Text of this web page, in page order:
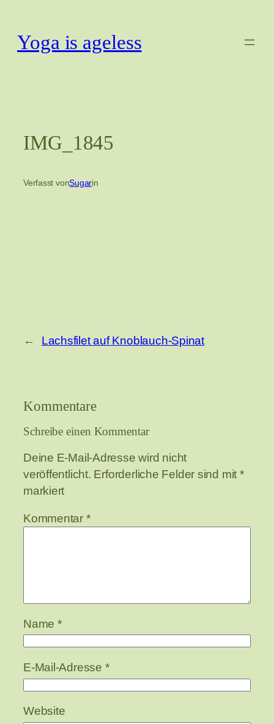
springen
Yoga is ageless
IMG_1845
Verfasst vonSugarin
← Lachsfilet auf Knoblauch-Spinat
Kommentare
Schreibe einen Kommentar
Deine E-Mail-Adresse wird nicht
veröffentlicht. Erforderliche Felder sind mit *
markiert
Kommentar *
Name *
E-Mail-Adresse *
Website